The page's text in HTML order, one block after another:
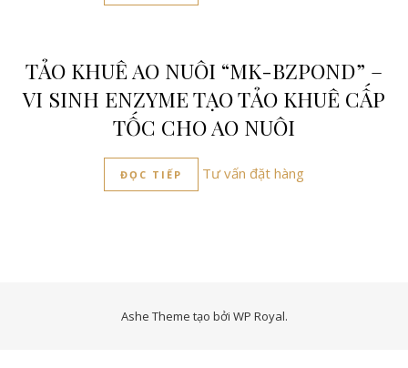
TẢO KHUÊ AO NUÔI “MK-BZPOND” –
VI SINH ENZYME TẠO TẢO KHUÊ CẤP
TỐC CHO AO NUÔI
ĐỌC TIẾP Tư vấn đặt hàng
Ashe Theme tạo bởi WP Royal.